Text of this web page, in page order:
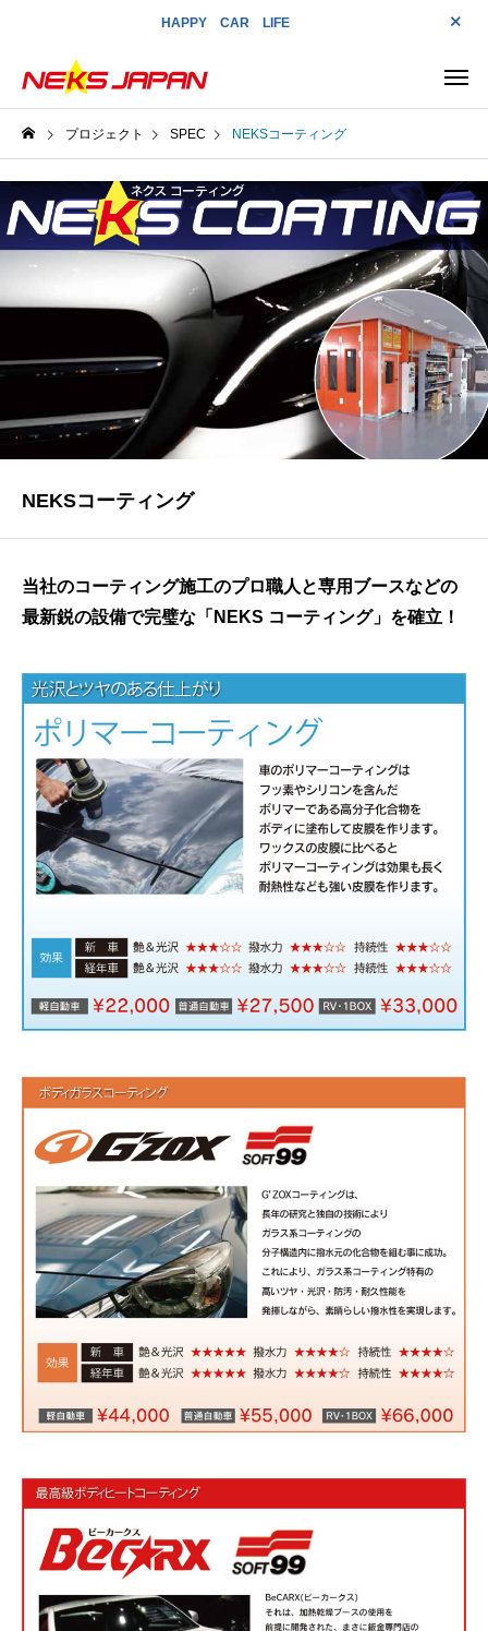
HAPPY CAR LIFE
プロジェクト SPEC NEKSコーティング
NEKSコーティング
当社のコーティング施工のプロ職人と専用ブースなどの
最新鋭の設備で完璧な「NEKS コーティング」を確立！